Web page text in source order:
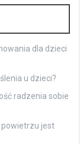
dla dzieci
u dzieci?
radzenia sobie
powietrzu jest